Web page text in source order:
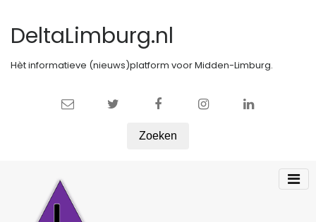
DeltaLimburg.nl
Hèt informatieve (nieuws)platform voor Midden-Limburg.
Zoeken